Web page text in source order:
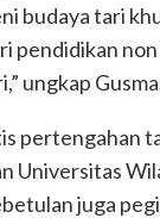
budaya tari
pendidikan
ungkap
pertengahan
Universitas
juga